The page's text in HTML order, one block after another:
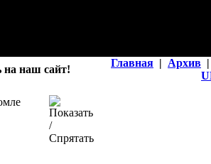
на наш сайт!
Главная | Архив |